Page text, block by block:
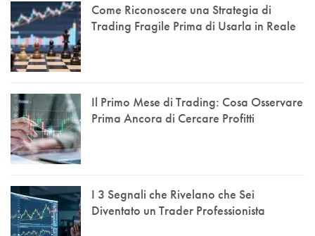
Come Riconoscere una Strategia di
Trading Fragile Prima di Usarla in Reale
Il Primo Mese di Trading: Cosa Osservare
Prima Ancora di Cercare Profitti
I 3 Segnali che Rivelano che Sei
Diventato un Trader Professionista